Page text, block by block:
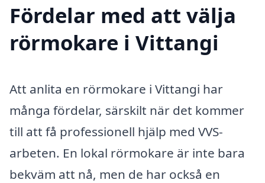
Fördelar med att välja
rörmokare i Vittangi
Att anlita en rörmokare i Vittangi har
många fördelar, särskilt när det kommer
till att få professionell hjälp med VVS-
arbeten. En lokal rörmokare är inte bara
bekväm att nå, men de har också en